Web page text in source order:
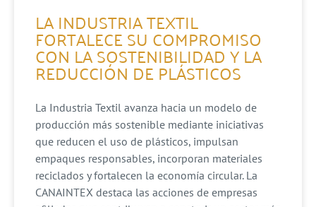
LA INDUSTRIA TEXTIL
FORTALECE SU COMPROMISO
CON LA SOSTENIBILIDAD Y LA
REDUCCIÓN DE PLÁSTICOS
La Industria Textil avanza hacia un modelo de
producción más sostenible mediante iniciativas
que reducen el uso de plásticos, impulsan
empaques responsables, incorporan materiales
reciclados y fortalecen la economía circular. La
CANAINTEX destaca las acciones de empresas